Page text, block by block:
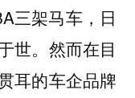
三架马车，日
世。然而在目
耳的车企品牌